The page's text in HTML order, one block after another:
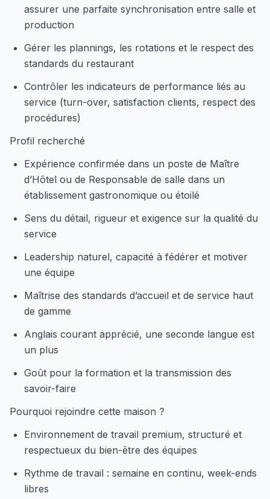
assurer une parfaite synchronisation entre salle et
production
Gérer les plannings, les rotations et le respect des
standards du restaurant
Contrôler les indicateurs de performance liés au
service (turn-over, satisfaction clients, respect des
procédures)
Profil recherché
Expérience confirmée dans un poste de Maître
d’Hôtel ou de Responsable de salle dans un
établissement gastronomique ou étoilé
Sens du détail, rigueur et exigence sur la qualité du
service
Leadership naturel, capacité à fédérer et motiver
une équipe
Maîtrise des standards d’accueil et de service haut
de gamme
Anglais courant apprécié, une seconde langue est
un plus
Goût pour la formation et la transmission des
savoir-faire
Pourquoi rejoindre cette maison ?
Environnement de travail premium, structuré et
respectueux du bien-être des équipes
Rythme de travail : semaine en continu, week-ends
libres